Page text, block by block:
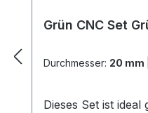
Grün CNC Set
Durchmesser: 20 mm
Dieses Set ist